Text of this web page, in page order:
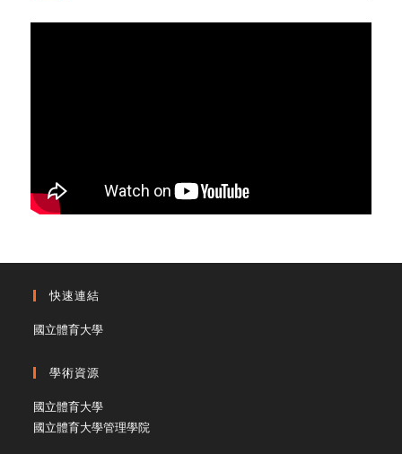
快速連結
國立體育大學
學術資源
國立體育大學
國立體育大學管理學院